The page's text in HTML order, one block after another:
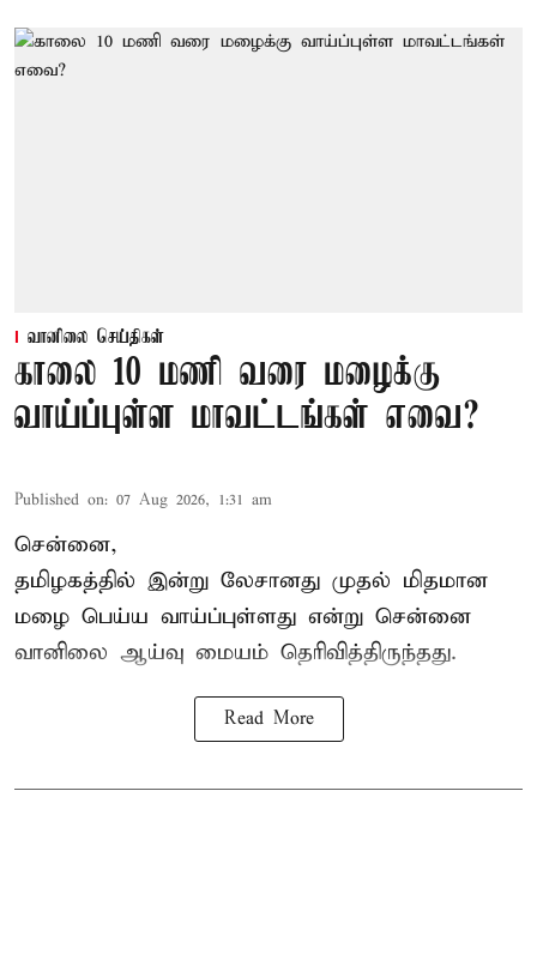
வானிலை செய்திகள்
காலை 10 மணி வரை மழைக்கு
வாய்ப்புள்ள மாவட்டங்கள் எவை?
Published on: 07 Aug 2026, 1:31 am
சென்னை,
தமிழகத்தில் இன்று லேசானது முதல் மிதமான
மழை பெய்ய வாய்ப்புள்ளது என்று சென்னை
வானிலை ஆய்வு மையம் தெரிவித்திருந்தது.
Read More